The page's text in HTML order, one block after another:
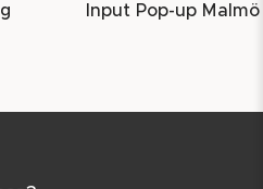
Input Pop-up Malmö